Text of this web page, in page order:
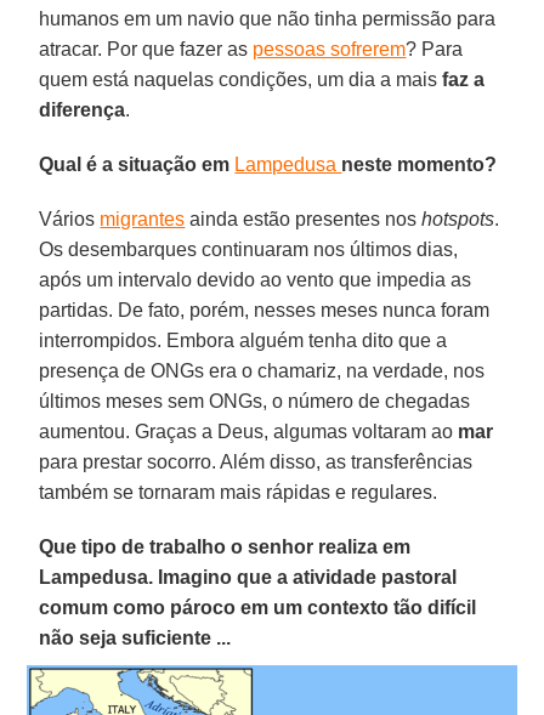
humanos em um navio que não tinha permissão para
atracar. Por que fazer as pessoas sofrerem? Para
quem está naquelas condições, um dia a maisfaz a
diferença.
Qual é a situação em Lampedusa neste momento?
Vários migrantes ainda estão presentes noshotspots.
Os desembarques continuaram nos últimos dias,
após um intervalo devido ao vento que impedia as
partidas. De fato, porém, nesses meses nunca foram
interrompidos. Embora alguém tenha dito que a
presença de ONGs era o chamariz, na verdade, nos
últimos meses sem ONGs, o número de chegadas
aumentou. Graças a Deus, algumas voltaram ao mar
para prestar socorro. Além disso, as transferências
também se tornaram mais rápidas e regulares.
Que tipo de trabalho o senhor realiza em
Lampedusa. Imagino que a atividade pastoral
comum como pároco em um contexto tão difícil
não seja suficiente ...